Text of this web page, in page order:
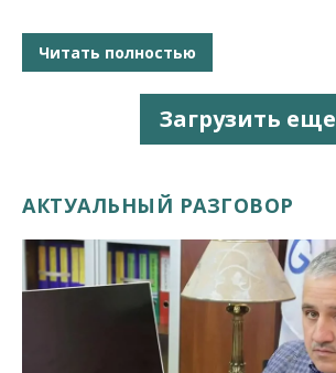
Читать полностью
Загрузить еще
АКТУАЛЬНЫЙ РАЗГОВОР